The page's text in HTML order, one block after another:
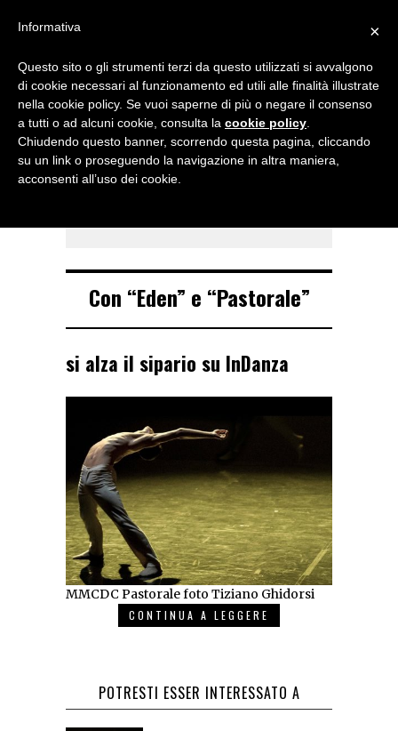
NOTIZIE DI DANZA IN ITALIA E ALL’ESTERO, PER DANZATORI,
TAG ARCHIVE
MM Contemporary
Con “Eden” e “Pastorale”
si alza il sipario su InDanza
MMCDC Pastorale foto Tiziano Ghidorsi
CONTINUA A LEGGERE
POTRESTI ESSER INTERESSATO A
×
Informativa
Questo sito o gli strumenti terzi da questo utilizzati si avvalgono
di cookie necessari al funzionamento ed utili alle finalità illustrate
nella cookie policy. Se vuoi saperne di più o negare il consenso
a tutti o ad alcuni cookie, consulta la cookie policy
Chiudendo questo banner, scorrendo questa pagina, cliccando
su un link o proseguendo la navigazione in altra maniera,
acconsenti all’uso dei cookie.